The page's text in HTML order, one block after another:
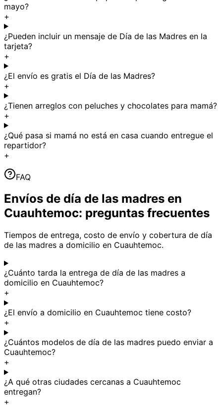
mayo?
+
¿Pueden incluir un mensaje de Día de las Madres en la
tarjeta?
+
¿El envío es gratis el Día de las Madres?
+
¿Tienen arreglos con peluches y chocolates para mamá?
+
¿Qué pasa si mamá no está en casa cuando entregue el
repartidor?
+
FAQ
Envíos de día de las madres en
Cuauhtemoc: preguntas frecuentes
Tiempos de entrega, costo de envío y cobertura de día
de las madres a domicilio en Cuauhtemoc.
¿Cuánto tarda la entrega de día de las madres a
domicilio en Cuauhtemoc?
+
¿El envío a domicilio en Cuauhtemoc tiene costo?
+
¿Cuántos modelos de día de las madres puedo enviar a
Cuauhtemoc?
+
¿A qué otras ciudades cercanas a Cuauhtemoc
entregan?
+